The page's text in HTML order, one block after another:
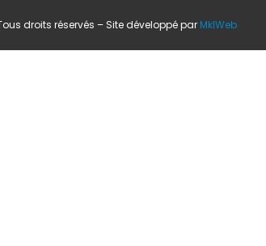
droits réservés – Site développé par MklWeb